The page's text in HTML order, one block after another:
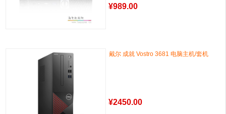
¥989.00
戴尔 成就 Vostro 3681 电脑主机/套机
¥2450.00